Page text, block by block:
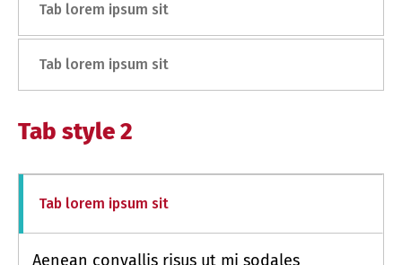
Tab lorem ipsum sit
Tab lorem ipsum sit
Tab style 2
Tab lorem ipsum sit
Aenean convallis risus ut mi sodales